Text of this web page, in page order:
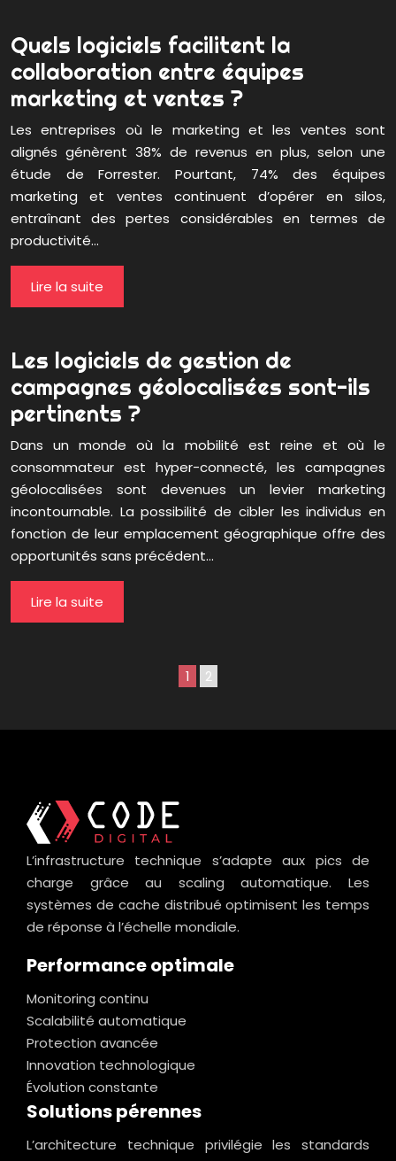
Quels logiciels facilitent la
collaboration entre équipes
marketing et ventes ?
Les entreprises où le marketing et les ventes sont
alignés génèrent 38% de revenus en plus, selon une
étude de Forrester. Pourtant, 74% des équipes
marketing et ventes continuent d’opérer en silos,
entraînant des pertes considérables en termes de
productivité…
Lire la suite
Les logiciels de gestion de
campagnes géolocalisées sont-ils
pertinents ?
Dans un monde où la mobilité est reine et où le
consommateur est hyper-connecté, les campagnes
géolocalisées sont devenues un levier marketing
incontournable. La possibilité de cibler les individus en
fonction de leur emplacement géographique offre des
opportunités sans précédent…
Lire la suite
1 2
L’infrastructure technique s’adapte aux pics de
charge grâce au scaling automatique. Les
systèmes de cache distribué optimisent les temps
de réponse à l’échelle mondiale.
Performance optimale
Monitoring continu
Scalabilité automatique
Protection avancée
Innovation technologique
Évolution constante
Solutions pérennes
L’architecture technique privilégie les standards